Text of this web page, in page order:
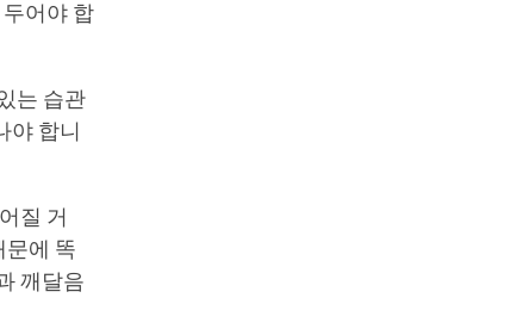
어야 합
는 습관
야 합니
질 거
문에 똑
깨달음